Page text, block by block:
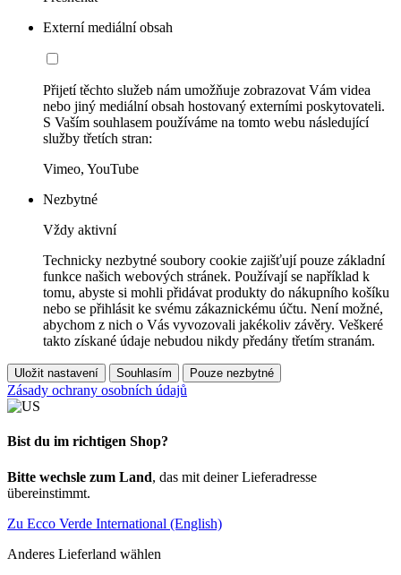
Externí mediální obsah
Přijetí těchto služeb nám umožňuje zobrazovat Vám videa
nebo jiný mediální obsah hostovaný externími poskytovateli.
S Vaším souhlasem používáme na tomto webu následující
služby třetích stran:
Vimeo, YouTube
Nezbytné
Vždy aktivní
Technicky nezbytné soubory cookie zajišťují pouze základní
funkce našich webových stránek. Používají se například k
tomu, abyste si mohli přidávat produkty do nákupního košíku
nebo se přihlásit ke svému zákaznickému účtu. Není možné,
abychom z nich o Vás vyvozovali jakékoliv závěry. Veškeré
takto získané údaje nebudou nikdy předány třetím stranám.
Uložit nastavení Souhlasím Pouze nezbytné
Zásady ochrany osobních údajů
Bist du im richtigen Shop?
Bitte wechsle zum Land, das mit deiner Lieferadresse
übereinstimmt.
Zu Ecco Verde International (English)
Anderes Lieferland wählen